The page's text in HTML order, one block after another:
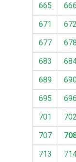
665
666
671
672
677
678
683
689
695
696
701
702
707
713